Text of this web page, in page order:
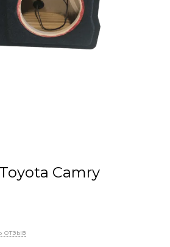
Camry
отзыв